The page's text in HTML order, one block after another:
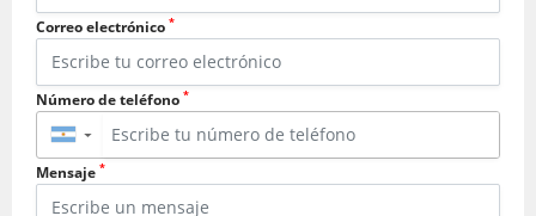
Correo electrónico *
Número de teléfono *
▼
Mensaje *